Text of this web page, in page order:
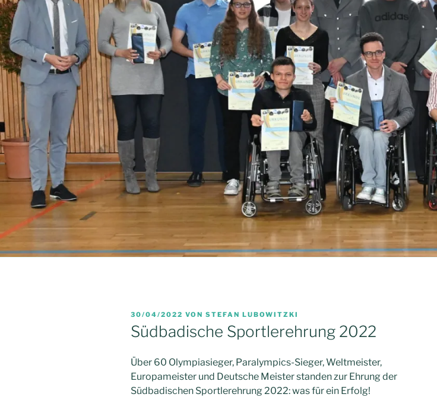
VERÖFFENTLICHT
AM
30/04/2022 VON STEFAN LUBOWITZKI
Südbadische Sportlerehrung 2022
Über 60 Olympiasieger, Paralympics-Sieger, Weltmeister,
Europameister und Deutsche Meister standen zur Ehrung der
Südbadischen Sportlerehrung 2022: was für ein Erfolg!